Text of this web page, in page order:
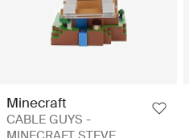
Minecraft
CABLE GUYS -